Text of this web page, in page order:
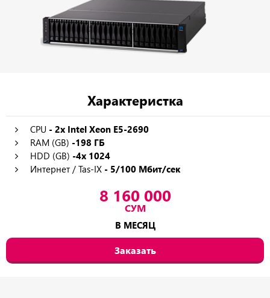
Характеристка
CPU - 2x Intel Xeon E5-2690
RAM (GB) -198 ГБ
HDD (GB) -4x 1024
Интернет / Tas-IX - 5/100 Мбит/сек
8 160 000
СУМ
В МЕСЯЦ
Заказать